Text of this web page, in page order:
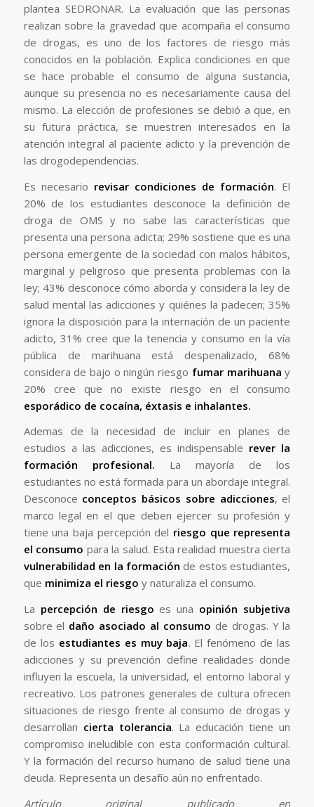
plantea SEDRONAR. La evaluación que las personas
realizan sobre la gravedad que acompaña el consumo
de drogas, es uno de los factores de riesgo más
conocidos en la población. Explica condiciones en que
se hace probable el consumo de alguna sustancia,
aunque su presencia no es necesariamente causa del
mismo. La elección de profesiones se debió a que, en
su futura práctica, se muestren interesados en la
atención integral al paciente adicto y la prevención de
las drogodependencias.
Es necesario revisar condiciones de formación. El
20% de los estudiantes desconoce la definición de
droga de OMS y no sabe las características que
presenta una persona adicta; 29% sostiene que es una
persona emergente de la sociedad con malos hábitos,
marginal y peligroso que presenta problemas con la
ley; 43% desconoce cómo aborda y considera la ley de
salud mental las adicciones y quiénes la padecen; 35%
ignora la disposición para la internación de un paciente
adicto, 31% cree que la tenencia y consumo en la vía
pública de marihuana está despenalizado, 68%
considera de bajo o ningún riesgo fumar marihuanay
20% cree que no existe riesgo en el consumo
esporádico de cocaína, éxtasis e inhalantes.
Ademas de la necesidad de incluir en planes de
estudios a las adicciones, es indispensable rever la
formación profesional. La mayoría de los
estudiantes no está formada para un abordaje integral.
Desconoce conceptos básicos sobre adicciones, el
marco legal en el que deben ejercer su profesión y
tiene una baja percepción del riesgo que representa
el consumo para la salud. Esta realidad muestra cierta
vulnerabilidad en la formación de estos estudiantes,
que minimiza el riesgo y naturaliza el consumo.
La percepción de riesgo es una opinión subjetiva
sobre el daño asociado al consumo de drogas. Y la
de los estudiantes es muy baja. El fenómeno de las
adicciones y su prevención define realidades donde
influyen la escuela, la universidad, el entorno laboral y
recreativo. Los patrones generales de cultura ofrecen
situaciones de riesgo frente al consumo de drogas y
desarrollan cierta tolerancia. La educación tiene un
compromiso ineludible con esta conformación cultural.
Y la formación del recurso humano de salud tiene una
deuda. Representa un desafío aún no enfrentado.
Artículo original publicado en